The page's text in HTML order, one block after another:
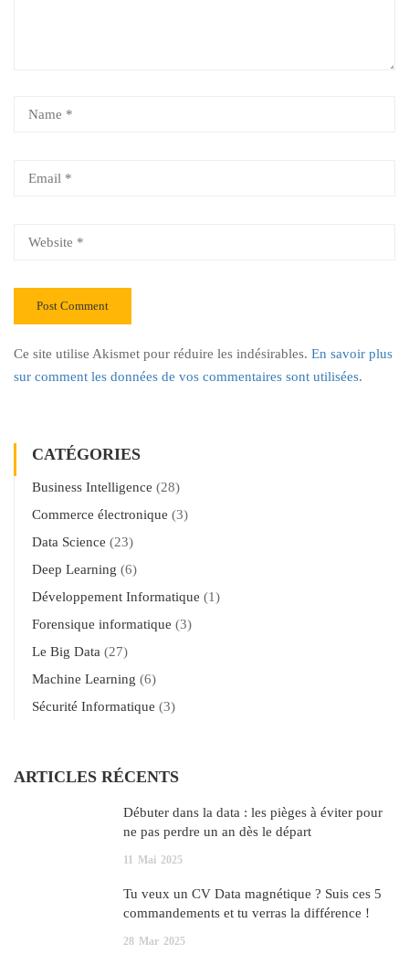
Ce site utilise Akismet pour réduire les indésirables. En savoir plus
sur comment les données de vos commentaires sont utilisées.
CATÉGORIES
Business Intelligence (28)
Commerce électronique (3)
Data Science (23)
Deep Learning (6)
Développement Informatique (1)
Forensique informatique (3)
Le Big Data (27)
Machine Learning (6)
Sécurité Informatique (3)
ARTICLES RÉCENTS
Débuter dans la data : les pièges à éviter pour
ne pas perdre un an dès le départ
11 Mai 2025
Tu veux un CV Data magnétique ? Suis ces 5
commandements et tu verras la différence !
28 Mar 2025